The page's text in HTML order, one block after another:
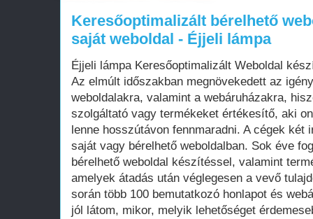
Keresőoptimalizált bérelhető
saját weboldal - Éjjeli lámpa
Éjjeli lámpa Keresőoptimalizált Weboldal
Az elmúlt időszakban megnövekedett az
weboldalakra, valamint a webáruházakra,
szolgáltató vagy termékeket értékesítő, aki
lenne hosszútávon fennmaradni. A cégek két
saját vagy bérelhető weboldalban. Sok éve
bérelhető weboldal készítéssel, valamint
amelyek átadás után véglegesen a vevő
során több 100 bemutatkozó honlapot és
jól látom, mikor, melyik lehetőséget